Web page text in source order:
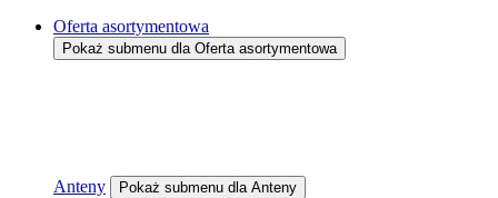
Oferta asortymentowa
Pokaż submenu dla Oferta asortymentowa
Anteny Pokaż submenu dla Anteny